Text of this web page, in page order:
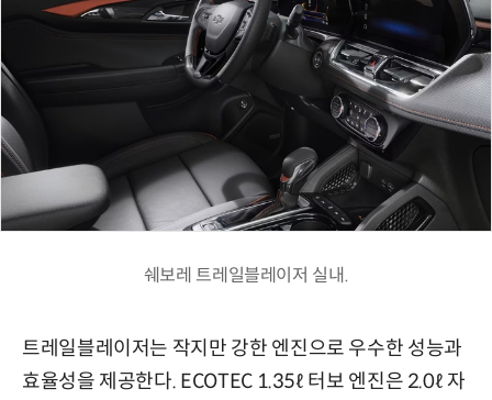
쉐보레 트레일블레이저 실내.
트레일블레이저는 작지만 강한 엔진으로 우수한 성능과
효율성을 제공한다. ECOTEC 1.35ℓ 터보 엔진은 2.0ℓ 자